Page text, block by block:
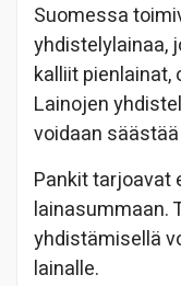
Suomessa
yhdistelylainaa,
kalliit
Lainojen
voidaan
Pankit tarjoavat
lainasummaan.
yhdistämisellä
lainalle.